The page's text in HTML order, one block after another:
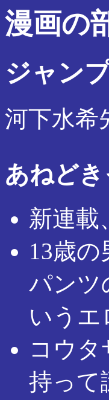
漫画の
ジャン
河下水希
あねどき
新連載
13歳
パンツ
いうエ
コウ
持って